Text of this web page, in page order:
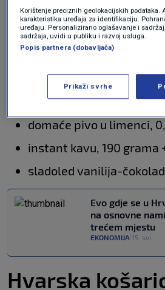
U tu smo zamišljenu
ubacili:
mililitara
vlažne maramice,
domaće pivo u limenci,
instant kavu, 190 grama
sladoled vanilija-
Evo gdje se u
na osnovne
trećem mjestu
EKONOMIJA 15. svi.
Hvarska
Korištenje preciznih geolokacijskih podataka.
karakteristika uređaja za identifikaciju.
uređaju. Personalizirano oglašavanje i
sadržaja, uvidi u publiku i razvoj usluga.
Popis partnera (dobavljača)
Prikaži svrhe